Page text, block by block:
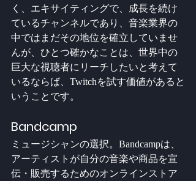
く、エキサイティングで、成長を続け
ているチャンネルであり、音楽業界の
中ではまだその地位を確立していませ
んが、ひとつ確かなことは、世界中の
巨大な視聴者にリーチしたいと考えて
いるならば、Twitchを試す価値があると
いうことです。
Bandcamp
ミュージシャンの選択。Bandcampは、
アーティストが自分の音楽や商品を宣
伝・販売するためのオンラインストア